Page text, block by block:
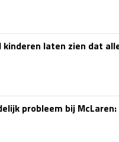
laten zien dat
probleem bij